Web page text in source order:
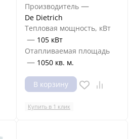
Производитель —
De Dietrich
Тепловая мощность, кВт
— 105 кВт
Отапливаемая площадь
— 1050 кв. м.
В корзину
Купить в 1 клик